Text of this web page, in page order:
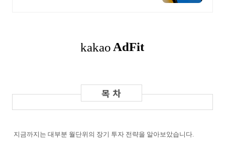
지금까지는 대부분 월단위의 장기 투자 전략을 알아보았습니다.